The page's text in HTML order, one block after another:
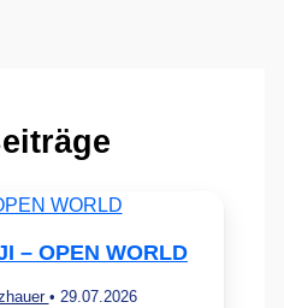
– OPEN WORLD
• 29.07.2026